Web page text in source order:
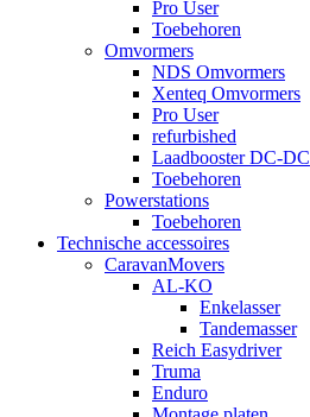
Pro User
Toebehoren
Omvormers
NDS Omvormers
Xenteq Omvormers
Pro User
refurbished
Laadbooster DC-DC
Toebehoren
Powerstations
Toebehoren
Technische accessoires
CaravanMovers
AL-KO
Enkelasser
Tandemasser
Reich Easydriver
Truma
Enduro